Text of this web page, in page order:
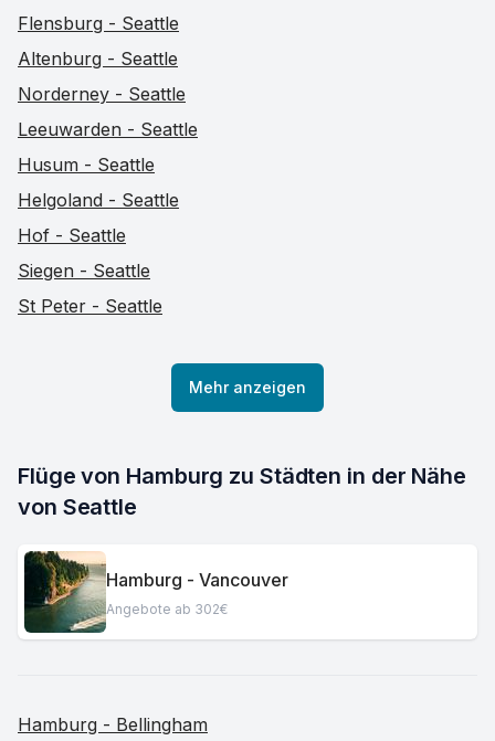
Flensburg - Seattle
Altenburg - Seattle
Norderney - Seattle
Leeuwarden - Seattle
Husum - Seattle
Helgoland - Seattle
Hof - Seattle
Siegen - Seattle
St Peter - Seattle
Mehr anzeigen
Flüge von Hamburg zu Städten in der Nähe
von Seattle
Hamburg - Vancouver
Angebote ab 302€
Hamburg - Bellingham